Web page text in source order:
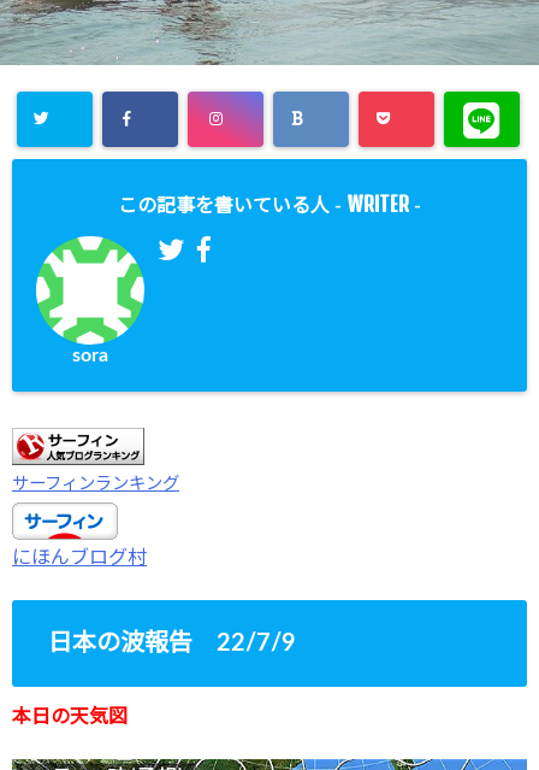
この記事を書いている人 - WRITER -
sora
サーフィンランキング
にほんブログ村
日本の波報告 22/7/9
本日の天気図